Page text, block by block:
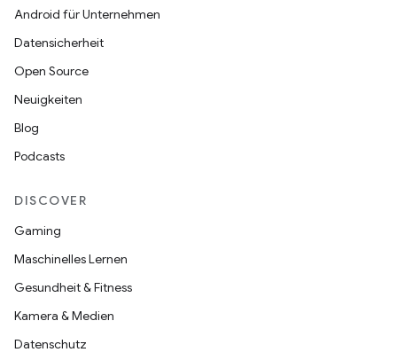
Android für Unternehmen
Datensicherheit
Open Source
Neuigkeiten
Blog
Podcasts
DISCOVER
Gaming
Maschinelles Lernen
Gesundheit & Fitness
Kamera & Medien
Datenschutz